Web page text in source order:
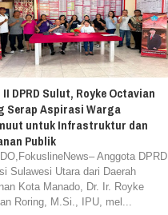
II DPRD Sulut, Royke Octavian
Serap Aspirasi Warga
untuk Infrastruktur dan
Publik
Anggota DPRD
Sulawesi Utara dari Daerah
Kota Manado, Dr. Ir. Royke
Roring, M.Si., IPU, mel...